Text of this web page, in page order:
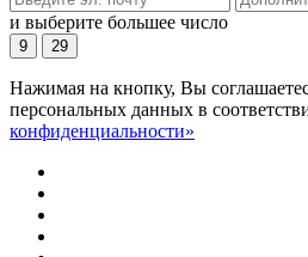
и выберите большее число
9 29
Нажимая на кнопку, Вы
персональных данных в
конфиденциальности»